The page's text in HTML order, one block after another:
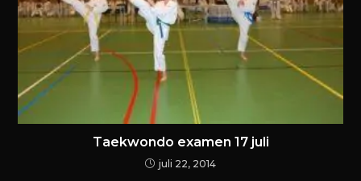
Taekwondo examen 17 juli
juli 22, 2014